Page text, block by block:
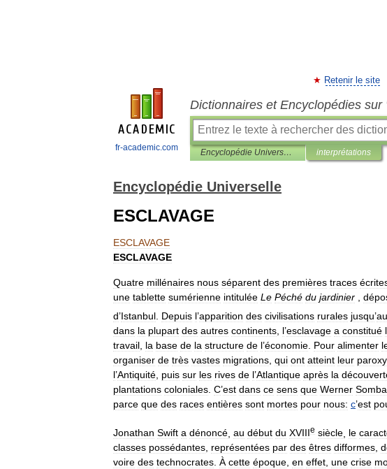
fr-academic.com
Retenir le site
Dictionnaires et Encyclopédies sur
Encyclopédie Universelle interprétations
Encyclopédie Universelle
ESCLAVAGE
ESCLAVAGE
ESCLAVAGE
Quatre millénaires nous séparent des premières traces
une tablette sumérienne intitulée Le Péché du jardinier
d’Istanbul Depuis l’apparition des civilisations rurales jusqu’au
dans la plupart des autres continents l’esclavage a constitué
travail la base de la structure de l’économie Pour alimenter
organiser de très vastes migrations qui ont atteint leur
l’Antiquité puis sur les rives de l’Atlantique après la
plantations coloniales C’est dans ce sens que Werner
parce que des races entières sont mortes pour nous: c’est
Jonathan Swift a dénoncé au début du XVIIIe siècle le
classes possédantes, représentées par des êtres difformes,
voire des technocrates. À cette époque, en effet, une crise